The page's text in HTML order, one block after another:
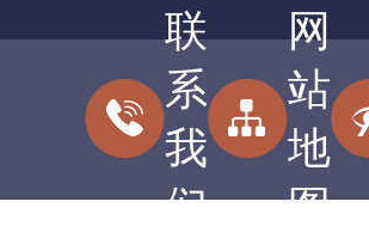
联
系
我
们
网
站
地
图